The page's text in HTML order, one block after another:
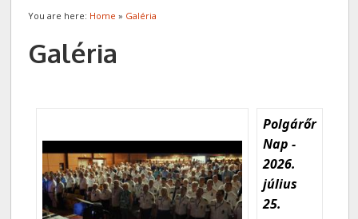
You are here: Home » Galéria
Galéria
Polgárőr
Nap -
2026.
július
25.